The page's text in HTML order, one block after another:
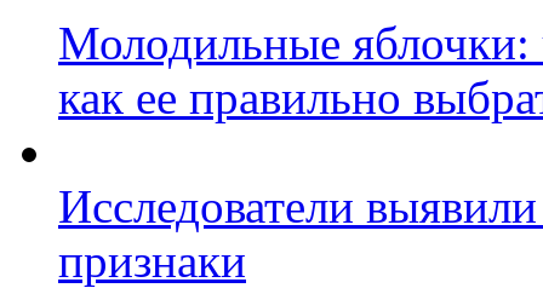
Молодильные яблочки:
как ее правильно
Исследователи
признаки